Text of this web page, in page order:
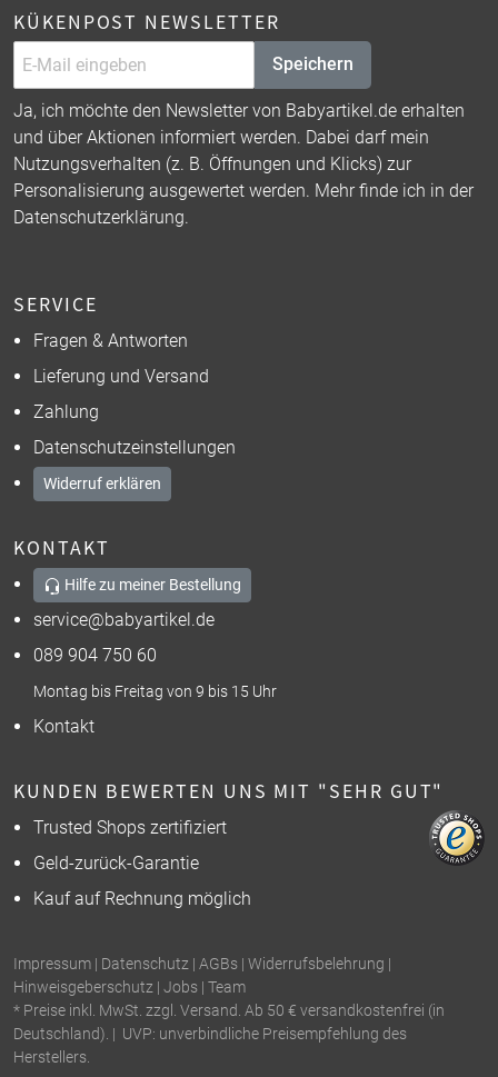
KÜKENPOST NEWSLETTER
Speichern
Ja, ich möchte den Newsletter von Babyartikel.de erhalten
und über Aktionen informiert werden. Dabei darf mein
Nutzungsverhalten (z. B. Öffnungen und Klicks) zur
Personalisierung ausgewertet werden. Mehr finde ich in der
Datenschutzerklärung.
SERVICE
Fragen & Antworten
Lieferung und Versand
Zahlung
Datenschutzeinstellungen
Widerruf erklären
KONTAKT
Hilfe zu meiner Bestellung
service@babyartikel.de
089 904 750 60
Montag bis Freitag von 9 bis 15 Uhr
Kontakt
KUNDEN BEWERTEN UNS MIT "SEHR GUT"
Trusted Shops zertifiziert
Geld-zurück-Garantie
Kauf auf Rechnung möglich
Impressum Datenschutz AGBs Widerrufsbelehrung
Hinweisgeberschutz Jobs Team
* Preise inkl. MwSt. zzgl. Versand. Ab 50 € versandkostenfrei (in
Deutschland). | UVP: unverbindliche Preisempfehlung des
Herstellers.